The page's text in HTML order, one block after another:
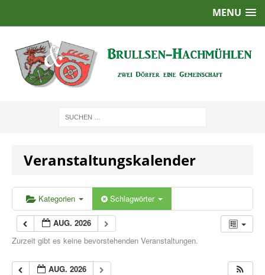
MENU
Veranstaltungskalender
Kategorien Schlagwörter
AUG. 2026
Zurzeit gibt es keine bevorstehenden Veranstaltungen.
AUG. 2026